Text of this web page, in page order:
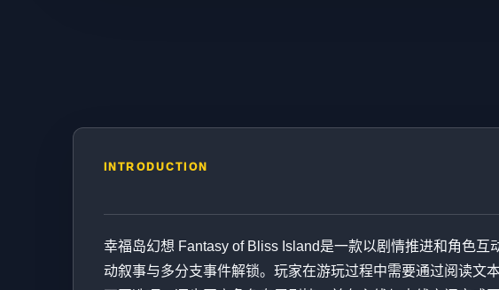
INTRODUCTION
幸福岛幻想 Fantasy of Bliss Island是一款以剧情推进和角色互
动叙事与多分支事件解锁。玩家在游玩过程中需要通过阅读文